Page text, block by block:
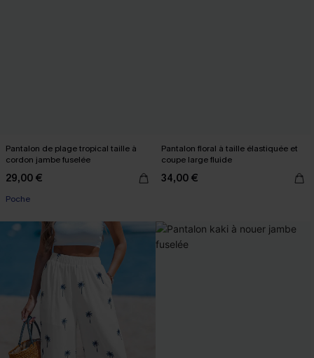
Pantalon de plage tropical taille à
cordon jambe fuselée
29,00 €
Poche
Pantalon floral à taille élastiquée et
coupe large fluide
34,00 €